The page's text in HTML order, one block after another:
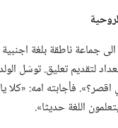
جماعة ناطقة بلغة
لتقديم تعليق.‏ توسّل الولد
اقصر؟‏».‏ فأجابته امه:‏ «كلا
اللغة حديثا».‏